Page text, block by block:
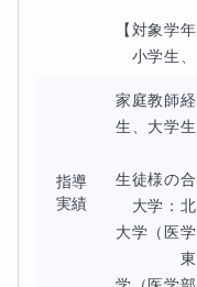
を徹底的に説明し、
て、次のステップの
い」という場合も、
らない箇所を放置し
ません。わかるとこ
【対象学年
小学生
指導
実績
家庭教師
生、大学生
生徒様の
大学：北
大学（医学
東京歯